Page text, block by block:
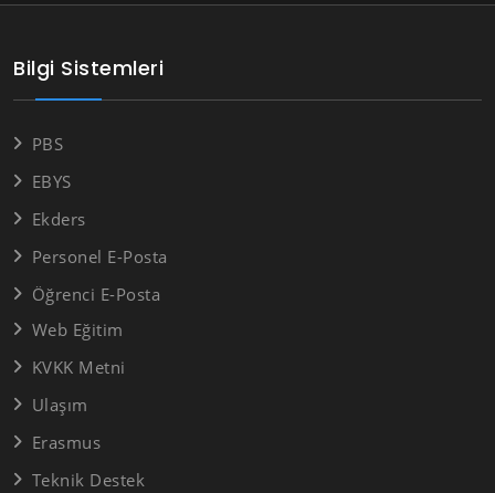
Bilgi Sistemleri
PBS
EBYS
Ekders
Personel E-Posta
Öğrenci E-Posta
Web Eğitim
KVKK Metni
Ulaşım
Erasmus
Teknik Destek